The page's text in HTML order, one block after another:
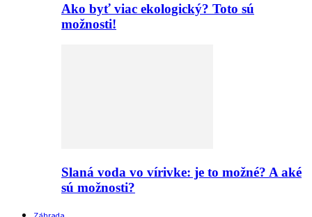
Ako byť viac ekologický? Toto sú
možnosti!
Slaná voda vo vírivke: je to možné? A aké
sú možnosti?